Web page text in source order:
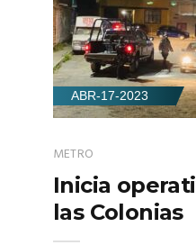
ABR-17-2023
METRO
Inicia
las Colonias